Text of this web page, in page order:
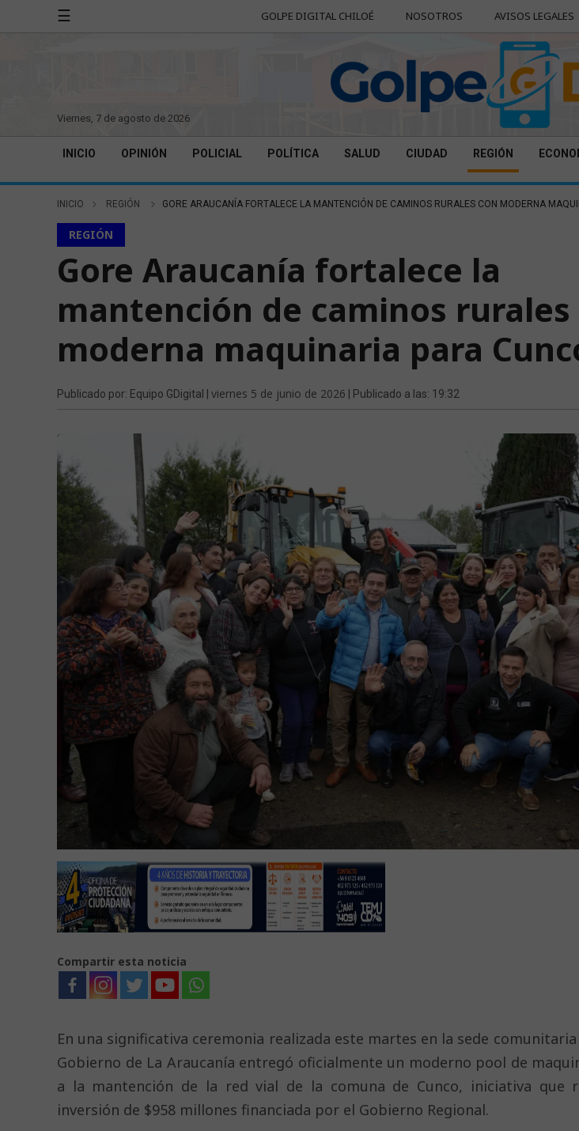
☰ GOLPE DIGITAL CHILOÉ NOSOTROS AVISOS LEGALES
viernes, 7 de agosto de 2026
INICIO OPINIÓN POLICIAL POLÍTICA SALUD CIUDAD REGIÓN
INICIO REGIÓN GORE ARAUCANÍA FORTALECE LA MANTENCIÓN DE CAMINOS RURALES CON MODERNA
REGIÓN
Gore Araucanía fortalece la
mantención de caminos rurales
moderna maquinaria para
Publicado por: Equipo GDigital | viernes 5 de junio de 2026 | Publicado a las: 19:32
Compartir esta noticia
En una significativa ceremonia realizada este martes en la sede
Gobierno de La Araucanía entregó oficialmente un moderno pool de
a la mantención de la red vial de la comuna de Cunco, iniciativa que
inversión de $958 millones financiada por el Gobierno Regional.